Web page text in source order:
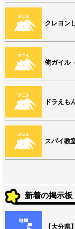
クレヨン
俺ガイル
ドラえも
スパイ教
新着の掲示板
【大分県